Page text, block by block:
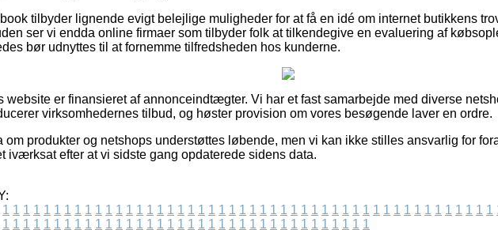
tilbyder lignende evigt belejlige muligheder for at få en idé om internet butikkens
ser vi endda online firmaer som tilbyder folk at tilkendegive en evaluering af
bør udnyttes til at fornemme tilfredsheden hos kunderne.
website er finansieret af annonceindtægter. Vi har et fast samarbejde med diverse
virksomhedernes tilbud, og høster provision om vores besøgende laver en ordre.
om produkter og netshops understøttes løbende, men vi kan ikke stilles ansvarlig for
iværksat efter at vi sidste gang opdaterede sidens data.
1 1 1 1 1 1 1 1 1 1 1 1 1 1 1 1 1 1 1 1 1 1 1 1 1 1 1 1 1 1 1 1 1 1 1 1 1 1 1 1 1 1 1 1 1 1 1 1
1 1 1 1 1 1 1 1 1 1 1 1 1 1 1 1 1 1 1 1 1 1 1 1 1 1 1 1 1 1 1 1 1 1 1 1